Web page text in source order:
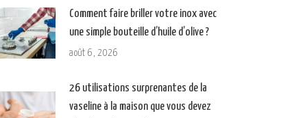
Comment faire briller votre inox avec
une simple bouteille d’huile d’olive ?
août 6, 2026
26 utilisations surprenantes de la
vaseline à la maison que vous devez